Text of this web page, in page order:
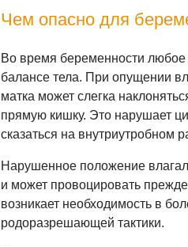
Чем опасно для
Во время беременности
балансе тела. При опущении
матка может слегка
прямую кишку. Это нарушает
сказаться на внутриутробном
Нарушенное положение
и может провоцировать
возникает необходимость в
родоразрешающей тактики.